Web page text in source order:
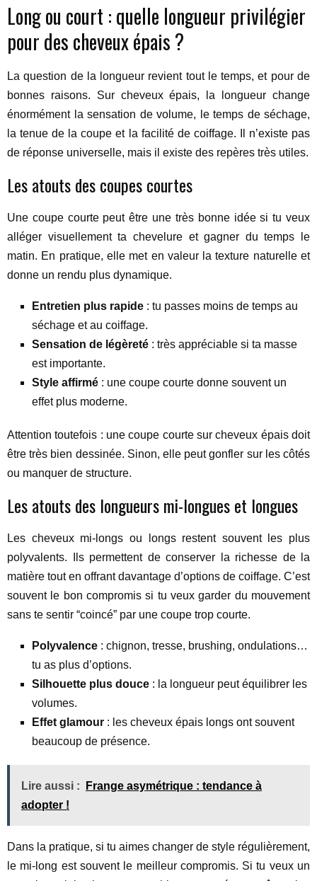
Long ou court : quelle longueur privilégier
pour des cheveux épais ?
La question de la longueur revient tout le temps, et pour de
bonnes raisons. Sur cheveux épais, la longueur change
énormément la sensation de volume, le temps de séchage,
la tenue de la coupe et la facilité de coiffage. Il n’existe pas
de réponse universelle, mais il existe des repères très utiles.
Les atouts des coupes courtes
Une coupe courte peut être une très bonne idée si tu veux
alléger visuellement ta chevelure et gagner du temps le
matin. En pratique, elle met en valeur la texture naturelle et
donne un rendu plus dynamique.
Entretien plus rapide : tu passes moins de temps au
séchage et au coiffage.
Sensation de légèreté : très appréciable si ta masse
est importante.
Style affirmé : une coupe courte donne souvent un
effet plus moderne.
Attention toutefois : une coupe courte sur cheveux épais doit
être très bien dessinée. Sinon, elle peut gonfler sur les côtés
ou manquer de structure.
Les atouts des longueurs mi-longues et longues
Les cheveux mi-longs ou longs restent souvent les plus
polyvalents. Ils permettent de conserver la richesse de la
matière tout en offrant davantage d’options de coiffage. C’est
souvent le bon compromis si tu veux garder du mouvement
sans te sentir “coincé” par une coupe trop courte.
Polyvalence : chignon, tresse, brushing, ondulations…
tu as plus d’options.
Silhouette plus douce : la longueur peut équilibrer les
volumes.
Effet glamour : les cheveux épais longs ont souvent
beaucoup de présence.
Lire aussi :
Frange asymétrique : tendance à
adopter !
Dans la pratique, si tu aimes changer de style régulièrement,
le mi-long est souvent le meilleur compromis. Si tu veux un